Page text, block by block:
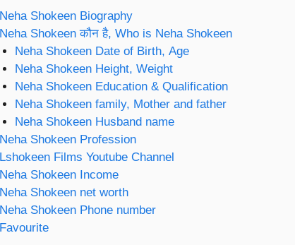
Neha Shokeen Biography
Neha Shokeen कौन है, Who is Neha Shokeen
Neha Shokeen Date of Birth, Age
Neha Shokeen Height, Weight
Neha Shokeen Education & Qualification
Neha Shokeen family, Mother and father
Neha Shokeen Husband name
Neha Shokeen Profession
Lshokeen Films Youtube Channel
Neha Shokeen Income
Neha Shokeen net worth
Neha Shokeen Phone number
Favourite